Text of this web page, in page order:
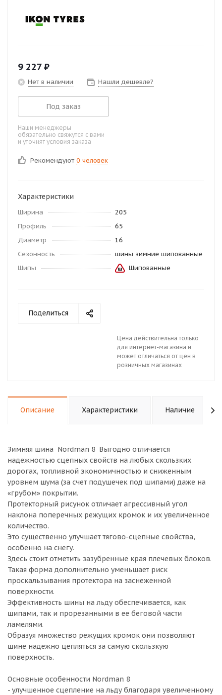
9 227 ₽
Нет в наличии Нашли дешевле?
Под заказ
Наши менеджеры
обязательно свяжутся с вами
и уточнят условия заказа
Рекомендуют 0 человек
Характеристики
Ширина
205
Профиль
65
Диаметр
16
Сезонность
шины зимние шипованные
Шипы
Шипованные
Поделиться
Цена действительна только
для интернет-магазина и
может отличаться от цен в
розничных магазинах
Описание Характеристики Наличие
Зимняя шина Nordman 8 Выгодно отличается
надежностью сцепных свойств на любых скользких
дорогах, топливной экономичностью и сниженным
уровнем шума (за счет подушечек под шипами) даже на
«грубом» покрытии.
Протекторный рисунок отличает агрессивный угол
наклона поперечных режущих кромок и их увеличенное
количество.
Это существенно улучшает тягово-сцепные свойства,
особенно на снегу.
Здесь стоит отметить зазубренные края плечевых блоков.
Такая форма дополнительно уменьшает риск
проскальзывания протектора на заснеженной
поверхности.
Эффективность шины на льду обеспечивается, как
шипами, так и прорезанными в ее беговой части
ламелями.
Образуя множество режущих кромок они позволяют
шине надежно цепляться за самую скользкую
поверхность.
Основные особенности Nordman 8
- улучшенное сцепление на льду благодаря увеличенному